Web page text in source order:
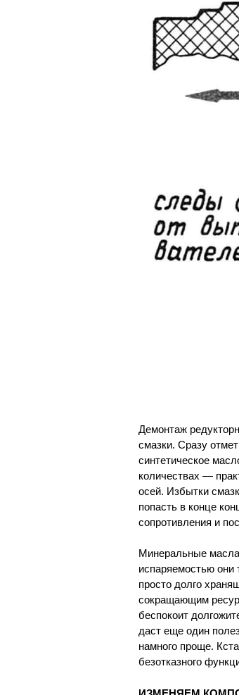
Демонтаж
смазки. Сразу
синтетическое
количествах —
осей. Избытки
попасть в конце
сопротивления и
Минеральные
испаряемостью они
просто долго
сокращающим
беспокоит
даст еще один
намного проще.
безотказного